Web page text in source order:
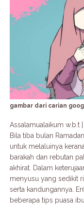
gambar dari carian
Assalamualaikum w.b.t |
Bila tiba bulan
untuk melaluinya
barakah dan rebutan
akhirat. Dalam
menyusu yang sedikit
serta kandungannya.
beberapa tips puasa